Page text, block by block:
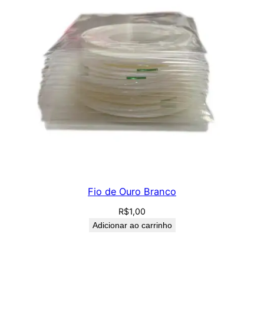
Fio de Ouro Branco
R$1,00
Adicionar ao carrinho